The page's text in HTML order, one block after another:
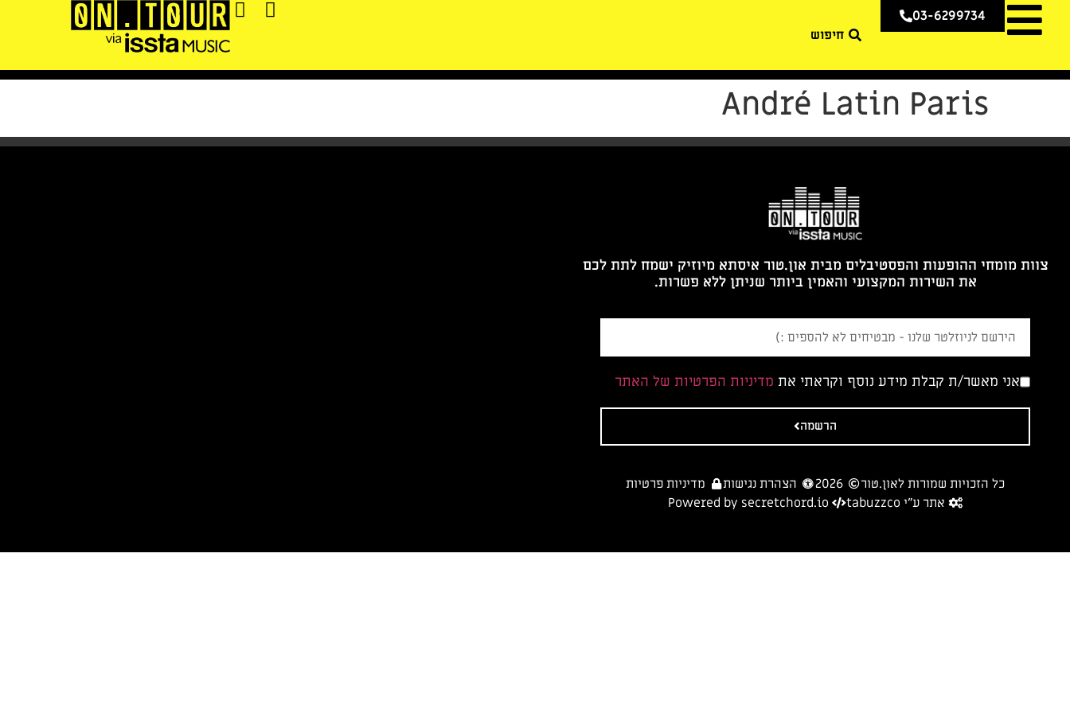
03-6299734
André Latin Paris
צוות מומחי ההופעות והפסטיבלים מבית און.טור איסתא מיוזיק ישמח לתת לכם
את השירות המקצועי והאמין ביותר שניתן ללא פשרות.
אני מאשר/ת קבלת מידע נוסף וקראתי את מדיניות הפרטיות של האתר
הרשמה
כל הזכויות שמורות לאון.טור 2026 הצהרת נגישות
מדיניות פרטיות
אתר ע״י tabuzzco
Powered by secretchord.io